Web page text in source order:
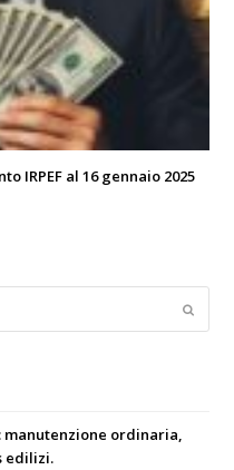
IRPEF al 16 gennaio 2025
manutenzione ordinaria,
edilizi.